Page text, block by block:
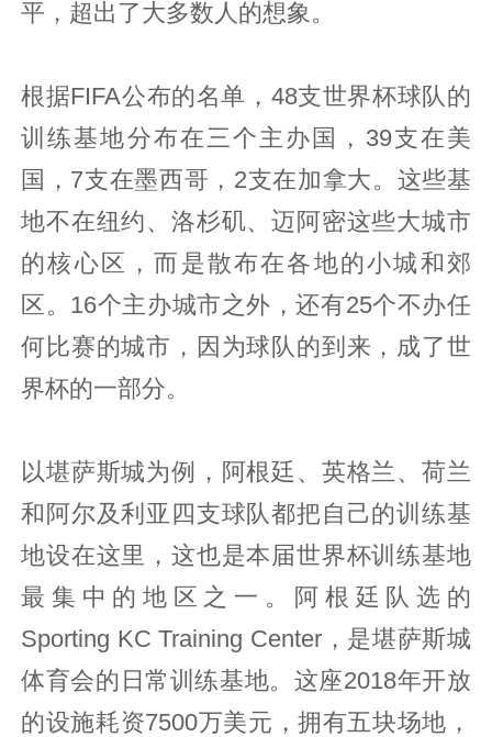
平，超出了大多数人的想象。
根据FIFA公布的名单，48支世界杯球队的
训练基地分布在三个主办国，39支在美
国，7支在墨西哥，2支在加拿大。这些基
地不在纽约、洛杉矶、迈阿密这些大城市
的核心区，而是散布在各地的小城和郊
区。16个主办城市之外，还有25个不办任
何比赛的城市，因为球队的到来，成了世
界杯的一部分。
以堪萨斯城为例，阿根廷、英格兰、荷兰
和阿尔及利亚四支球队都把自己的训练基
地设在这里，这也是本届世界杯训练基地
最集中的地区之一。阿根廷队选的
Sporting KC Training Center，是堪萨斯城
体育会的日常训练基地。这座2018年开放
的设施耗资7500万美元，拥有五块场地，